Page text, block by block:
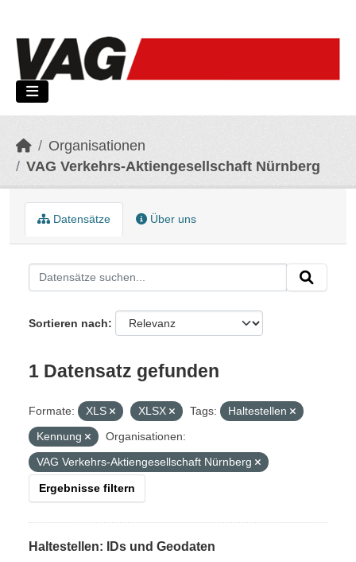
Organisationen
VAG Verkehrs-Aktiengesellschaft Nürnberg
Datensätze Über uns
Sortieren nach
1 Datensatz gefunden
Formate: XLS XLSX Tags:
Haltestellen
Kennung
Organisationen:
VAG Verkehrs-Aktiengesellschaft Nürnberg
Ergebnisse filtern
Haltestellen: IDs und Geodaten